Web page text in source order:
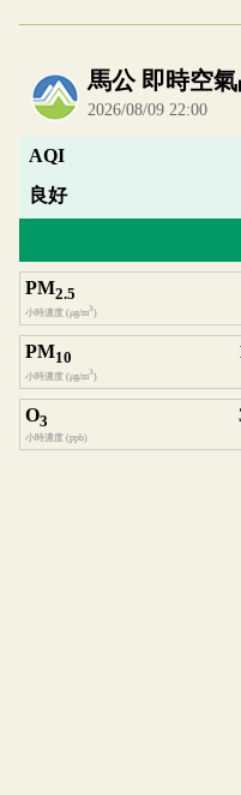
內嵌空氣品質小工